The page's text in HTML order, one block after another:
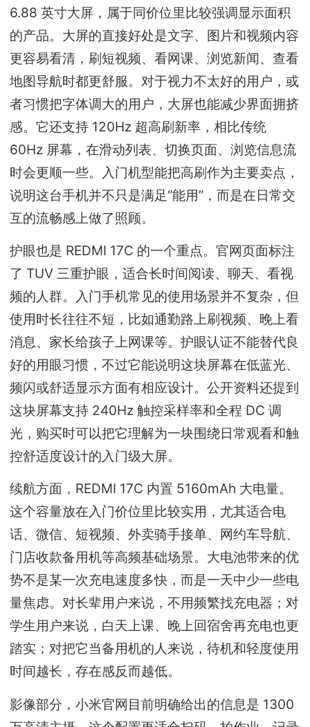
6.88 英寸大屏，属于同价位里比较强调显示面积
的产品。大屏的直接好处是文字、图片和视频内容
更容易看清，刷短视频、看网课、浏览新闻、查看
地图导航时都更舒服。对于视力不太好的用户，或
者习惯把字体调大的用户，大屏也能减少界面拥挤
感。它还支持 120Hz 超高刷新率，相比传统
60Hz 屏幕，在滑动列表、切换页面、浏览信息流
时会更顺一些。入门机型能把高刷作为主要卖点，
说明这台手机并不只是满足“能用”，而是在日常交
互的流畅感上做了照顾。
护眼也是 REDMI 17C 的一个重点。官网页面标注
了 TUV 三重护眼，适合长时间阅读、聊天、看视
频的人群。入门手机常见的使用场景并不复杂，但
使用时长往往不短，比如通勤路上刷视频、晚上看
消息、家长给孩子上网课等。护眼认证不能替代良
好的用眼习惯，不过它能说明这块屏幕在低蓝光、
频闪或舒适显示方面有相应设计。公开资料还提到
这块屏幕支持 240Hz 触控采样率和全程 DC 调
光，购买时可以把它理解为一块围绕日常观看和触
控舒适度设计的入门级大屏。
续航方面，REDMI 17C 内置 5160mAh 大电量。
这个容量放在入门价位里比较实用，尤其适合电
话、微信、短视频、外卖骑手接单、网约车导航、
门店收款备用机等高频基础场景。大电池带来的优
势不是某一次充电速度多快，而是一天中少一些电
量焦虑。对长辈用户来说，不用频繁找充电器；对
学生用户来说，白天上课、晚上回宿舍再充电也更
踏实；对把它当备用机的人来说，待机和轻度使用
时间越长，存在感反而越低。
影像部分，小米官网目前明确给出的信息是 1300